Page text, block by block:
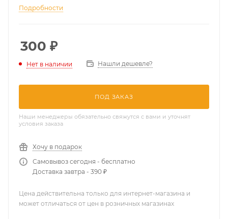
Подробности
300 ₽
Нет в наличии Нашли дешевле?
ПОД ЗАКАЗ
Наши менеджеры обязательно свяжутся с вами и уточнят
условия заказа
Хочу в подарок
Самовывоз сегодня - бесплатно
Доставка завтра - 390 ₽
Цена действительна только для интернет-магазина и
может отличаться от цен в розничных магазинах